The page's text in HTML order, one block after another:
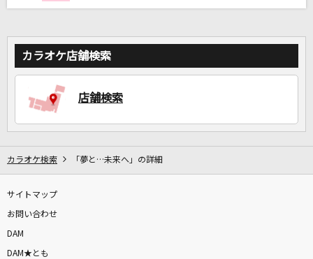
カラオケをもっと楽しもう！
カラオケ店舗検索
店舗検索
カラオケ検索 「夢と…未来へ」の詳細
サイトマップ
お問い合わせ
DAM
DAM★とも